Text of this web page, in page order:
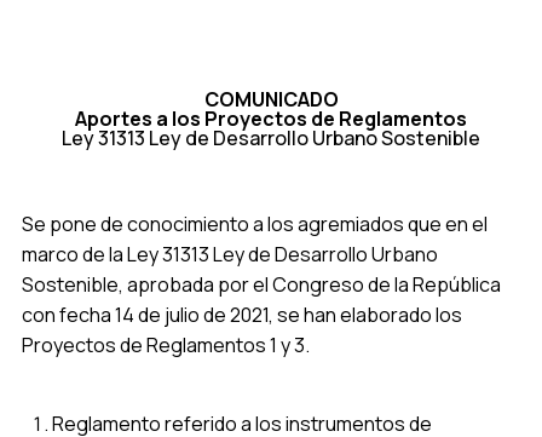
COMUNICADO
Aportes a los Proyectos de Reglamentos
Ley 31313 Ley de Desarrollo Urbano Sostenible
Se pone de conocimiento a los agremiados que en el
marco de la Ley 31313 Ley de Desarrollo Urbano
Sostenible, aprobada por el Congreso de la República
con fecha 14 de julio de 2021, se han elaborado los
Proyectos de Reglamentos 1 y 3.
Reglamento referido a los instrumentos de